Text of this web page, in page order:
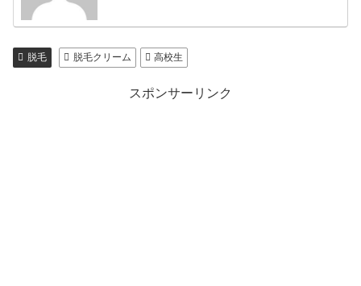
脱毛 脱毛クリーム 高校生
スポンサーリンク